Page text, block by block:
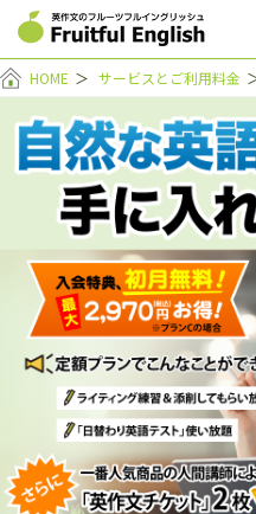
HOME ＞ サービスとご利用料金